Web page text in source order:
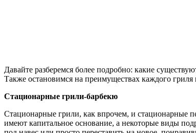
Давайте разберемся более подробно: какие
Также остановимся на преимуществах каждого гриля
Стационарные грили-барбекю
Стационарные грили, как впрочем, и стационарные
имеют капитальное основание, а некоторые виды